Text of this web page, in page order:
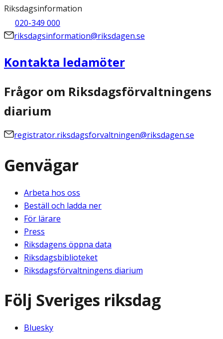
Riksdagsinformation
020-349 000
riksdagsinformation@riksdagen.se
Kontakta ledamöter
Frågor om Riksdagsförvaltningens
diarium
registrator.riksdagsforvaltningen@riksdagen.se
Genvägar
Arbeta hos oss
Beställ och ladda ner
För lärare
Press
Riksdagens öppna data
Riksdagsbiblioteket
Riksdagsförvaltningens diarium
Följ Sveriges riksdag
Bluesky